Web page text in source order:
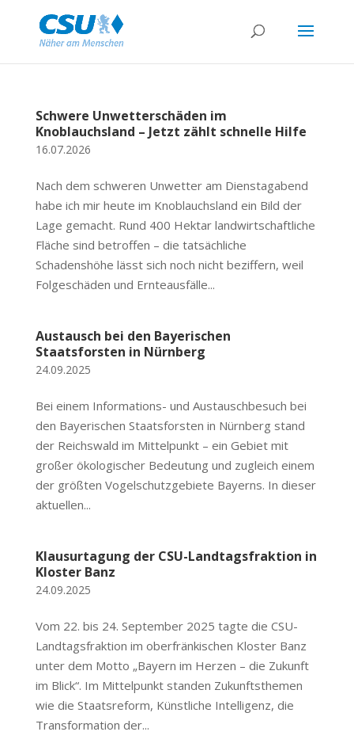
Schwere Unwetterschäden im
Knoblauchsland – Jetzt zählt schnelle Hilfe
16.07.2026
Nach dem schweren Unwetter am Dienstagabend
habe ich mir heute im Knoblauchsland ein Bild der
Lage gemacht. Rund 400 Hektar landwirtschaftliche
Fläche sind betroffen – die tatsächliche
Schadenshöhe lässt sich noch nicht beziffern, weil
Folgeschäden und Ernteausfälle...
Austausch bei den Bayerischen
Staatsforsten in Nürnberg
24.09.2025
Bei einem Informations- und Austauschbesuch bei
den Bayerischen Staatsforsten in Nürnberg stand
der Reichswald im Mittelpunkt – ein Gebiet mit
großer ökologischer Bedeutung und zugleich einem
der größten Vogelschutzgebiete Bayerns. In dieser
aktuellen...
Klausurtagung der CSU-Landtagsfraktion in
Kloster Banz
24.09.2025
Vom 22. bis 24. September 2025 tagte die CSU-
Landtagsfraktion im oberfränkischen Kloster Banz
unter dem Motto „Bayern im Herzen – die Zukunft
im Blick“. Im Mittelpunkt standen Zukunftsthemen
wie die Staatsreform, Künstliche Intelligenz, die
Transformation der...